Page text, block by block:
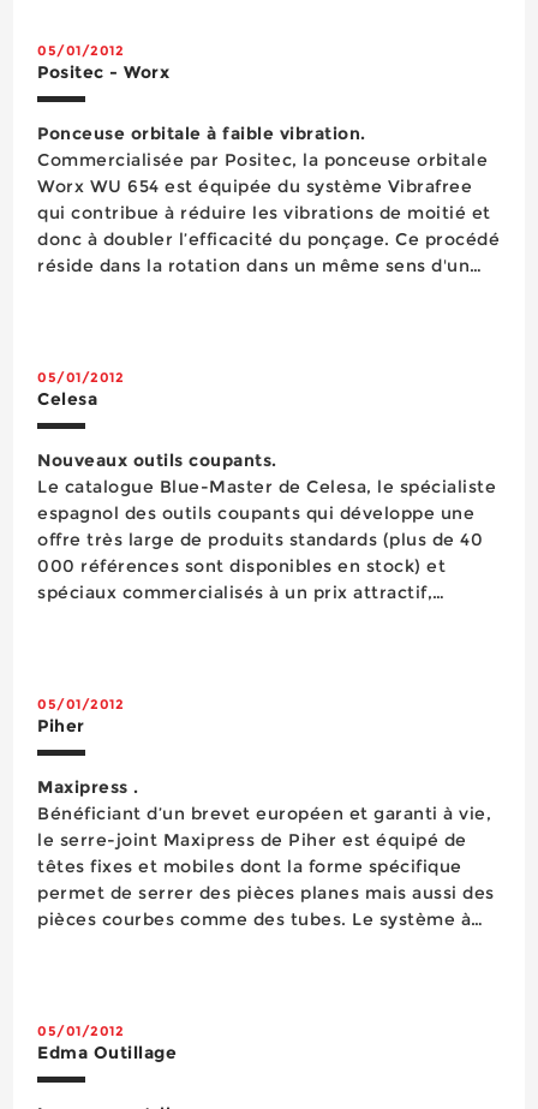
Sciage
Serrage
Signalisation
Soudage
Vissage
Visserie boulonnerie
Vêtements de protection
protection des bâtiments
scellements chimiques
05/01/2012
Positec - Worx
Ponceuse orbitale à faible vibration.
Commercialisée par Positec, la ponceuse orbitale
Worx WU 654 est équipée du système Vibrafree
qui contribue à réduire les vibrations de moitié et
donc à doubler l’efficacité du ponçage. Ce procédé
réside dans la rotation dans un même sens d'un
05/01/2012
Celesa
Nouveaux outils coupants.
Le catalogue Blue-Master de Celesa, le spécialiste
espagnol des outils coupants qui développe une
offre très large de produits standards (plus de 40
000 références sont disponibles en stock) et
spéciaux commercialisés à un prix attractif,
05/01/2012
Piher
Maxipress .
Bénéficiant d’un brevet européen et garanti à vie,
le serre-joint Maxipress de Piher est équipé de
têtes fixes et mobiles dont la forme spécifique
permet de serrer des pièces planes mais aussi des
pièces courbes comme des tubes. Le système à
05/01/2012
Edma Outillage